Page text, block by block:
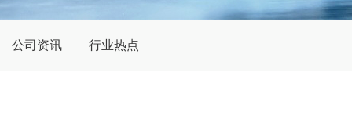
公司资讯 行业热点